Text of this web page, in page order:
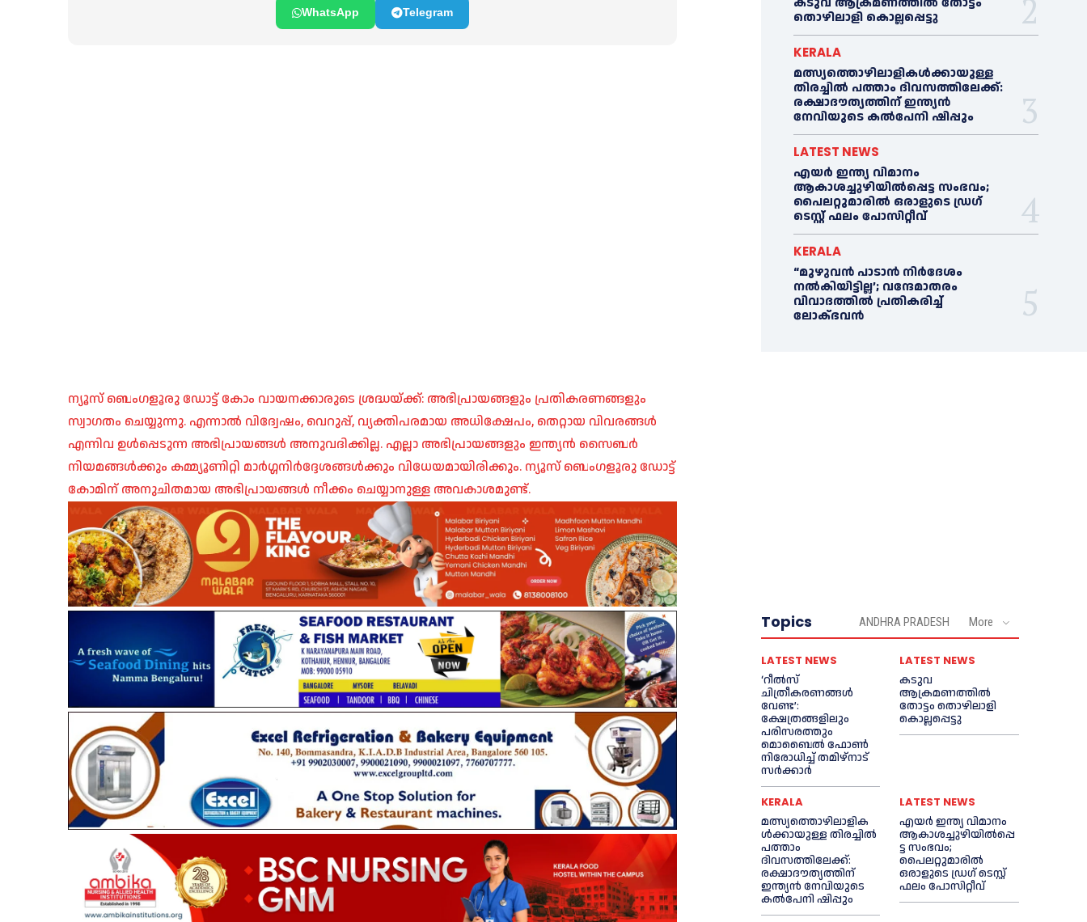
WhatsApp Telegram
ന്യൂസ് ബെംഗളൂരു ഡോട്ട് കോം വായനക്കാരുടെ ശ്രദ്ധയ്ക്ക്: അഭിപ്രായങ്ങളും പ്രതികരണങ്ങളും
സ്വാഗതം ചെയ്യുന്നു. എന്നാൽ വിദ്വേഷം, വെറുപ്പ്, വ്യക്തിപരമായ അധിക്ഷേപം, തെറ്റായ വിവരങ്ങൾ
എന്നിവ ഉൾപ്പെടുന്ന അഭിപ്രായങ്ങൾ അനുവദിക്കില്ല. എല്ലാ അഭിപ്രായങ്ങളും ഇന്ത്യൻ സൈബർ
നിയമങ്ങൾക്കും കമ്മ്യൂണിറ്റി മാർഗ്ഗനിർദ്ദേശങ്ങൾക്കും വിധേയമായിരിക്കും. ന്യൂസ് ബെംഗളൂരു ഡോട്ട്
കോമിന് അനുചിതമായ അഭിപ്രായങ്ങൾ നീക്കം ചെയ്യാനുള്ള അവകാശമുണ്ട്.
തൊഴിലാളി കൊല്ലപ്പെട്ടു
KERALA
മത്സ്യത്തൊഴിലാളികള്‍ക്കായുള്ള
തിരച്ചില്‍ പത്താം ദിവസത്തിലേക്ക്:
രക്ഷാദൗത്യത്തിന് ഇന്ത്യൻ
നേവിയുടെ കല്‍പേനി ഷിപ്പും
LATEST NEWS
എയര്‍ ഇന്ത്യ വിമാനം
ആകാശച്ചുഴിയില്‍പ്പെട്ട സംഭവം;
പൈലറ്റുമാരില്‍ ഒരാളുടെ ഡ്രഗ്
ടെസ്റ്റ് ഫലം പോസിറ്റീവ്
KERALA
“മുഴുവൻ പാടാൻ നിര്‍ദേശം
നല്‍കിയിട്ടില്ല’; വന്ദേമാതരം
വിവാദത്തില്‍ പ്രതികരിച്ച്‌
ലോക്ഭവൻ
Topics ANDHRA PRADESH More
LATEST NEWS
‘റീല്‍സ്
ചിത്രീകരണങ്ങള്‍
വേണ്ട’:
ക്ഷേത്രങ്ങളിലും
പരിസരത്തും
മൊബൈല്‍ ഫോണ്‍
നിരോധിച്ച്‌ തമിഴ്നാട്
സര്‍ക്കാര്‍
LATEST NEWS
കടുവ
ആക്രമണത്തില്‍
തോട്ടം തൊഴിലാളി
കൊല്ലപ്പെട്ടു
KERALA
മത്സ്യത്തൊഴിലാളിക
ള്‍ക്കായുള്ള തിരച്ചില്‍
പത്താം
ദിവസത്തിലേക്ക്:
രക്ഷാദൗത്യത്തിന്
ഇന്ത്യൻ നേവിയുടെ
കല്‍പേനി ഷിപ്പും
LATEST NEWS
എയര്‍ ഇന്ത്യ വിമാനം
ആകാശച്ചുഴിയില്‍പ്പെ
ട്ട സംഭവം;
പൈലറ്റുമാരില്‍
ഒരാളുടെ ഡ്രഗ് ടെസ്റ്റ്
ഫലം പോസിറ്റീവ്